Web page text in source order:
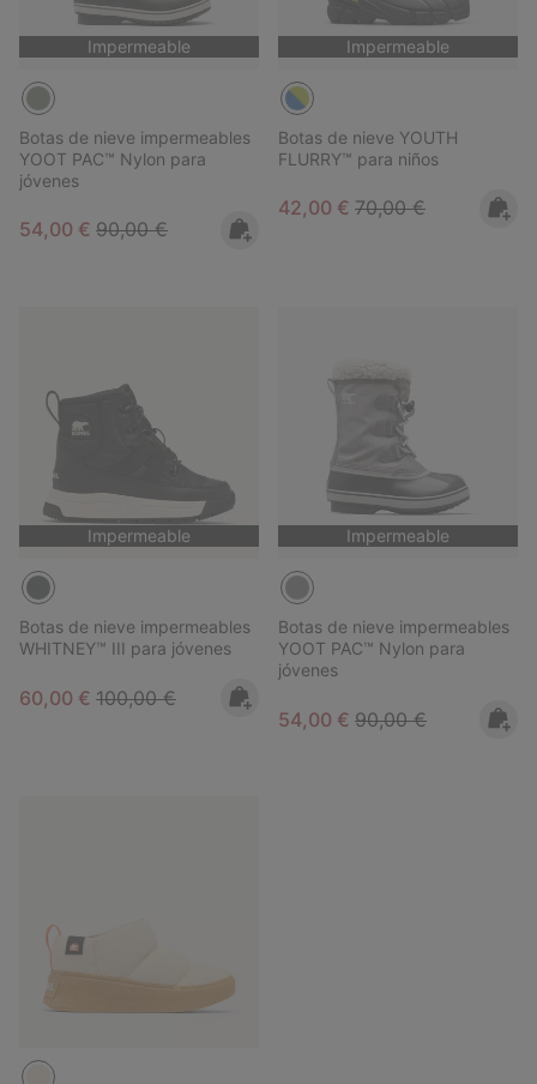
Impermeable
Botas de nieve impermeables
YOOT PAC™ Nylon para
jóvenes
Sale price:
54,00 € Regular price:
90,00 €
Impermeable
Botas de nieve YOUTH
FLURRY™ para niños
Sale price:
42,00 € Regular price:
70,00 €
Impermeable
Botas de nieve impermeables
WHITNEY™ III para jóvenes
Sale price:
60,00 € Regular price:
100,00 €
Impermeable
Botas de nieve impermeables
YOOT PAC™ Nylon para
jóvenes
Sale price:
54,00 € Regular price:
90,00 €